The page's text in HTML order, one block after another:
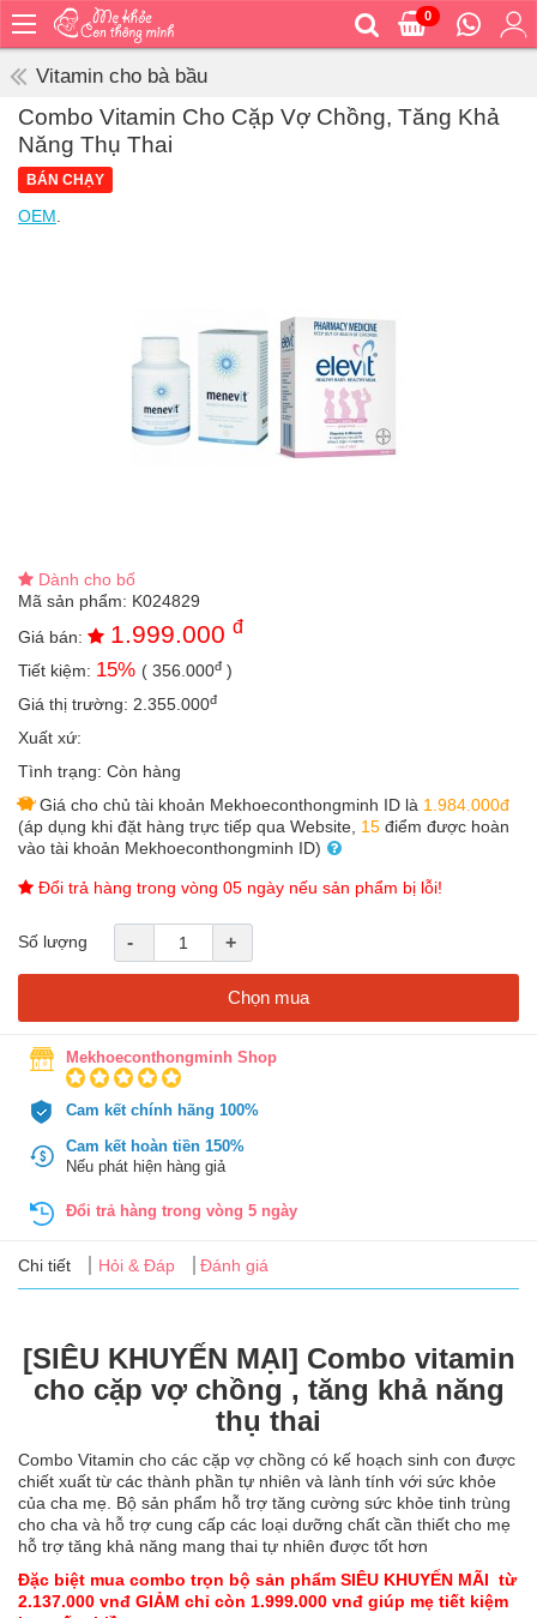
0
Bé
ăn
Bé
vệ
sinh
toàn
tắm
Bé
chơi
học
cho
mẹ
cho
dùng
nhà
tức
FAQ
Vitamin cho bà bầu
Combo Vitamin Cho Cặp Vợ Chồng, Tăng Khả
Năng Thụ Thai
BÁN CHẠY
OEM
Dành cho bố
Mã sản phẩm: K024829
Giá bán:
1.999.000 đ
Tiết kiệm: 15% ( 356.000đ )
Giá thị trường: 2.355.000đ
Xuất xứ:
Tình trạng: Còn hàng
Giá cho chủ tài khoản Mekhoeconthongminh ID là 1.984.000đ
(áp dụng khi đặt hàng trực tiếp qua Website, 15 điểm được hoàn
vào tài khoản Mekhoeconthongminh ID)
Đổi trả hàng trong vòng 05 ngày nếu sản phẩm bị lỗi!
Số lượng - +
Chọn mua
Mekhoeconthongminh Shop
Cam kết chính hãng 100%
Cam kết hoàn tiền 150%
Nếu phát hiện hàng giả
Đổi trả hàng trong vòng 5 ngày
Chi tiết Hỏi & Đáp Đánh giá
[SIÊU KHUYẾN MẠI] Combo vitamin
cho cặp vợ chồng , tăng khả năng
thụ thai
Combo Vitamin cho các cặp vợ chồng có kế hoạch sinh con được
chiết xuất từ các thành phần tự nhiên và lành tính với sức khỏe
của cha mẹ. Bộ sản phẩm hỗ trợ tăng cường sức khỏe tinh trùng
cho cha và hỗ trợ cung cấp các loại dưỡng chất cần thiết cho mẹ
hỗ trợ tăng khả năng mang thai tự nhiên được tốt hơn
Đặc biệt mua combo trọn bộ sản phẩm SIÊU KHUYẾN MÃI từ
2.137.000 vnđ GIẢM chỉ còn 1.999.000 vnđ giúp mẹ tiết kiệm